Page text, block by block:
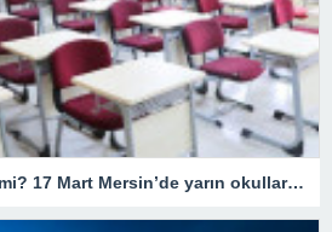
Mersin’de okullar tatil mi? 17 Mart Mersin’de yarın okullar tatil mi olacak? 17 Mart Cuma günü okullar hangi illerde tatil?